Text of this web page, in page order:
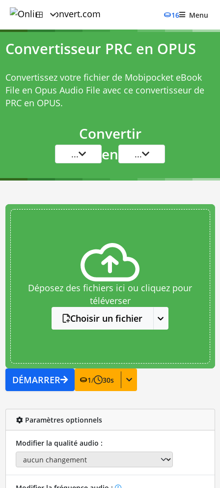
16 Menu
Convertisseur PRC en OPUS
Convertissez votre fichier de Mobipocket eBook
File en Opus Audio File avec ce convertisseur de
PRC en OPUS.
Convertir
... en ...
Déposez des fichiers ici ou cliquez pour
téléverser
Choisir un fichier
DÉMARRER 1/ 30s
Paramètres optionnels
Modifier la qualité audio :